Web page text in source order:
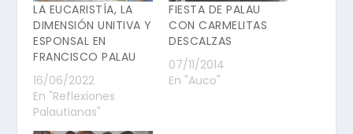
LA EUCARISTÍA, LA
DIMENSIÓN UNITIVA Y
ESPONSAL EN
FRANCISCO PALAU
16/06/2022
En "Reflexiones
Palautianas"
FIESTA DE PALAU
CON CARMELITAS
DESCALZAS
07/11/2014
En "Auco"